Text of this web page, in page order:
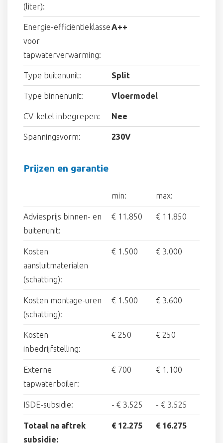
(liter):
Energie-efficiëntieklasse
voor
tapwaterverwarming:
A++
Type buitenunit: Split
Type binnenunit: Vloermodel
CV-ketel inbegrepen: Nee
Spanningsvorm: 230V
Prijzen en garantie
min: max:
Adviesprijs binnen- en
buitenunit:
€ 11.850 € 11.850
Kosten
aansluitmaterialen
(schatting):
€ 1.500 € 3.000
Kosten montage-uren
(schatting):
€ 1.500 € 3.600
Kosten
inbedrijfstelling:
€ 250 € 250
Externe
tapwaterboiler:
€ 700 € 1.100
ISDE-subsidie: - € 3.525 - € 3.525
Totaal na aftrek
subsidie:
€ 12.275 € 16.275